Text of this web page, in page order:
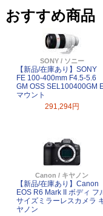
おすすめ商品
SONY / ソニー
【新品/在庫あり】SONY
FE 100-400mm F4.5-5.6
GM OSS SEL100400GM
マウント
291,294円
Canon / キヤノン
【新品/在庫あり】Canon
EOS R6 Mark II ボディ フ
サイズミラーレスカメラ
ヤノン